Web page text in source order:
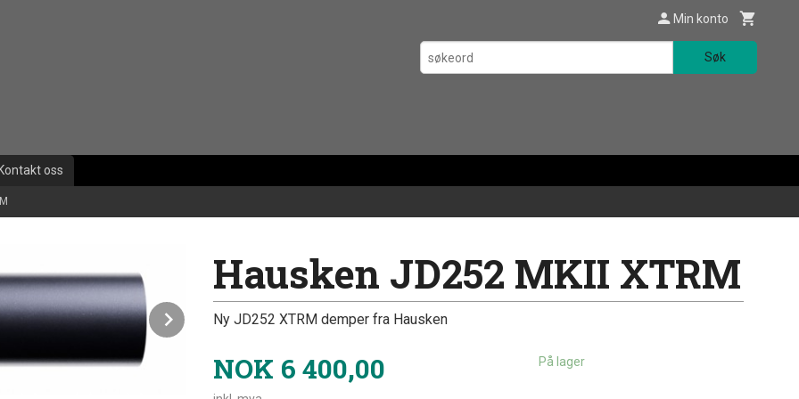
Min konto
Søk
Kontakt oss
Next
Hausken JD252 MKII XTRM
Ny JD252 XTRM demper fra Hausken
NOK 6 400,00 På lager